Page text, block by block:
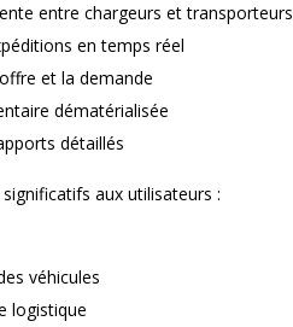
entre chargeurs et transporteurs
en temps réel
et la demande
dématérialisée
détaillés
aux utilisateurs :
véhicules
logistique